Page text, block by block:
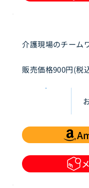
介護現場のチーム
販売価格900円(税